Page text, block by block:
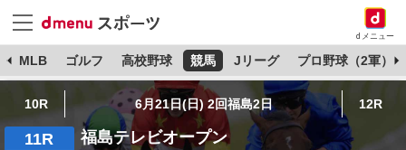
dメニュー
MLB ゴルフ 高校野球 競馬 Jリーグ プロ野球（2軍）
10R 6月21日(日) 2回福島2日 12R
11R 福島テレビオープン